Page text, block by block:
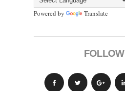
Powered by Translate